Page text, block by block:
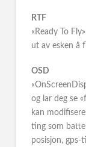
RTF
«Ready To
ut av esken å
OSD
og lar deg se
kan
ting som
posisjon, gps-